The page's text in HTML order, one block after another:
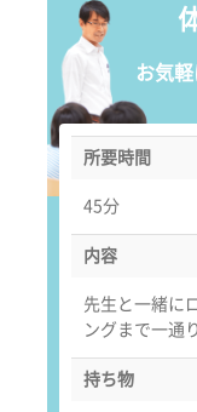
お気
所要時間
45分
内容
先生と一緒に
ングまで一通
持ち物